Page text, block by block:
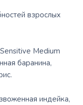
взрослых
Medium
баранина,
индейка,